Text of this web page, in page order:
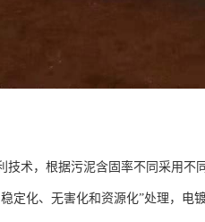
术，根据污泥含固率不同采用不
定化、无害化和资源化”处理，电